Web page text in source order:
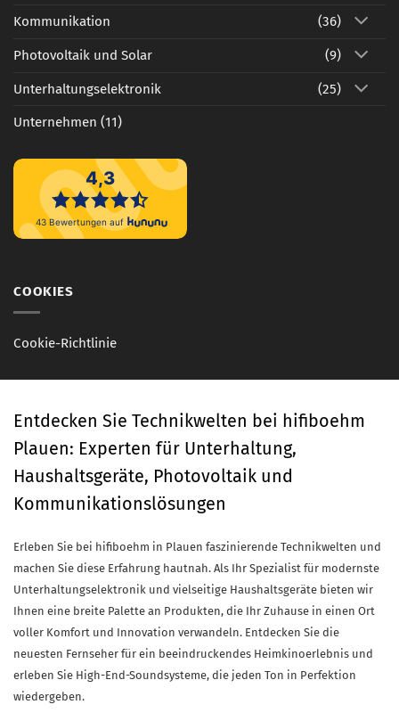
Kommunikation (36)
Photovoltaik und Solar (9)
Unterhaltungselektronik (25)
Unternehmen (11)
COOKIES
Cookie-Richtlinie
Entdecken Sie Technikwelten bei hifiboehm
Plauen: Experten für Unterhaltung,
Haushaltsgeräte, Photovoltaik und
Kommunikationslösungen
Erleben Sie bei hifiboehm in Plauen faszinierende Technikwelten und
machen Sie diese Erfahrung hautnah. Als Ihr Spezialist für modernste
Unterhaltungselektronik und vielseitige Haushaltsgeräte bieten wir
Ihnen eine breite Palette an Produkten, die Ihr Zuhause in einen Ort
voller Komfort und Innovation verwandeln. Entdecken Sie die
neuesten Fernseher für ein beeindruckendes Heimkinoerlebnis und
erleben Sie High-End-Soundsysteme, die jeden Ton in Perfektion
wiedergeben.